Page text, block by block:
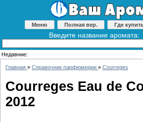
Меню Полная вер. Где
Введите название аромата:
Недавние:
Главная » Справочник парфюмерии » Courreges
Courreges Eau de
2012